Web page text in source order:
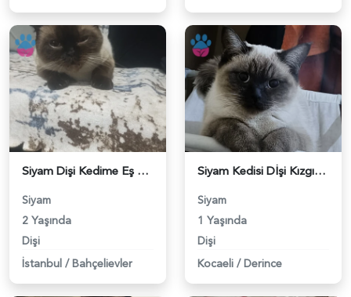
Siyam Dişi Kedime Eş Arıyorum - 118983424
Siyam
2 Yaşında
Dişi
İstanbul / Bahçelievler
Siyam Kedisi Dİşi Kızgınlıkta - 118983307
Siyam
1 Yaşında
Dişi
Kocaeli / Derince